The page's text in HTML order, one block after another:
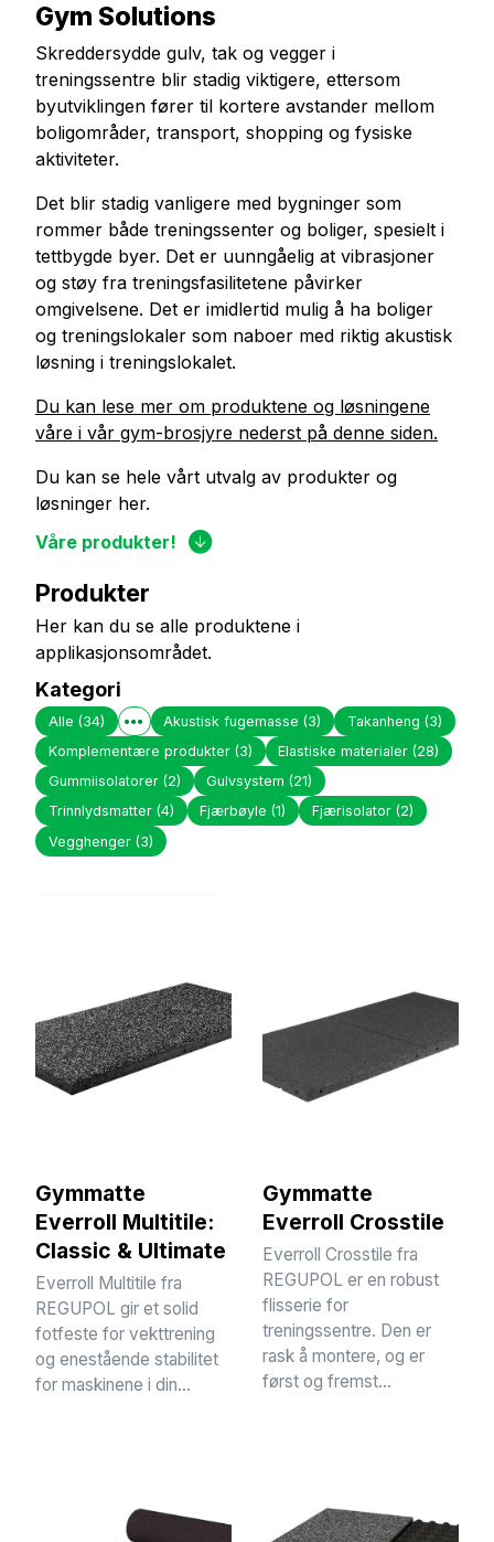
Gym Solutions
Skreddersydde gulv, tak og vegger i
treningssentre blir stadig viktigere, ettersom
byutviklingen fører til kortere avstander mellom
boligområder, transport, shopping og fysiske
aktiviteter.
Det blir stadig vanligere med bygninger som
rommer både treningssenter og boliger, spesielt i
tettbygde byer. Det er uunngåelig at vibrasjoner
og støy fra treningsfasilitetene påvirker
omgivelsene. Det er imidlertid mulig å ha boliger
og treningslokaler som naboer med riktig akustisk
løsning i treningslokalet.
Du kan lese mer om produktene og løsningene
våre i vår gym-brosjyre nederst på denne siden.
Du kan se hele vårt utvalg av produkter og
løsninger her.
Våre produkter!
Produkter
Her kan du se alle produktene i
applikasjonsområdet.
Kategori
Alle (34) Akustisk fugemasse(3) Takanheng(3)
Komplementære produkter (3) Elastiske materialer(28)
Gummiisolatorer (2) Gulvsystem(21)
Trinnlydsmatter (4) Fjærbøyle(1) Fjærisolator (2)
Vegghenger (3)
Gymmatte
Everroll Multitile:
Classic & Ultimate
Everroll Multitile fra
REGUPOL gir et solid
fotfeste for vekttrening
og enestående stabilitet
for maskinene i din...
Gymmatte
Everroll Crosstile
Everroll Crosstile fra
REGUPOL er en robust
flisserie for
treningssentre. Den er
rask å montere, og er
først og fremst...